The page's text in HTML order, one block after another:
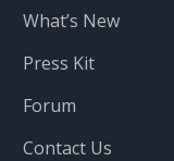
What’s New
Press Kit
Forum
Contact Us